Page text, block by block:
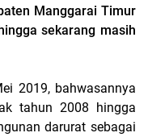
Manggarai Timur
sekarang masih
2019, bahwasannya
tahun 2008 hingga
darurat sebagai